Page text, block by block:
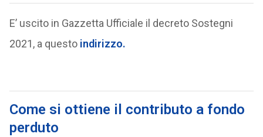
E’ uscito in Gazzetta Ufficiale il decreto Sostegni
2021, a questoindirizzo.
Come si ottiene il contributo a fondo
perduto